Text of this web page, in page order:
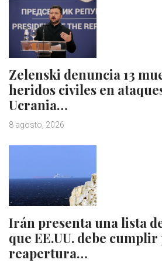
Zelenski denuncia 13
heridos civiles en
Ucrania…
8 agosto, 2026
Irán presenta una lista
que EE.UU. debe
reapertura…